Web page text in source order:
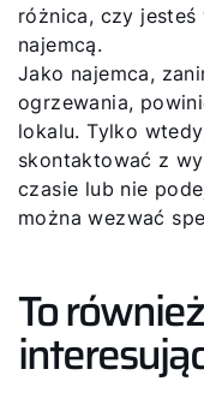
różnica, czy jesteś
najemcą.
Jako najemca,
ogrzewania,
lokalu. Tylko
skontaktować z
czasie lub nie
można wezwać
To